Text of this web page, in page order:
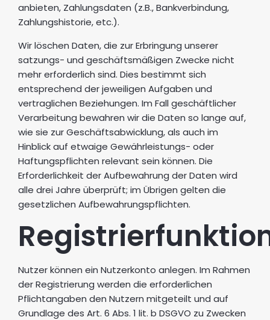
anbieten, Zahlungsdaten (z.B., Bankverbindung,
Zahlungshistorie, etc.).
Wir löschen Daten, die zur Erbringung unserer
satzungs- und geschäftsmäßigen Zwecke nicht
mehr erforderlich sind. Dies bestimmt sich
entsprechend der jeweiligen Aufgaben und
vertraglichen Beziehungen. Im Fall geschäftlicher
Verarbeitung bewahren wir die Daten so lange auf,
wie sie zur Geschäftsabwicklung, als auch im
Hinblick auf etwaige Gewährleistungs- oder
Haftungspflichten relevant sein können. Die
Erforderlichkeit der Aufbewahrung der Daten wird
alle drei Jahre überprüft; im Übrigen gelten die
gesetzlichen Aufbewahrungspflichten.
Nutzer können ein Nutzerkonto anlegen. Im Rahmen
der Registrierung werden die erforderlichen
Pflichtangaben den Nutzern mitgeteilt und auf
Grundlage des Art. 6 Abs. 1 lit. b DSGVO zu Zwecken